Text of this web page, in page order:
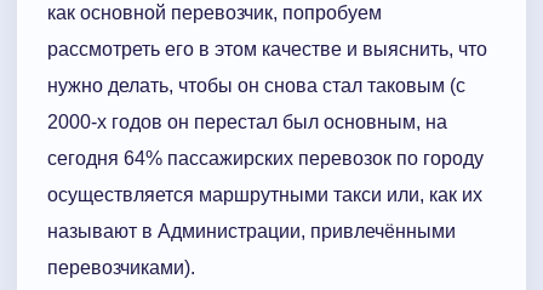
как основной перевозчик, попробуем
рассмотреть его в этом качестве и выяснить, что
нужно делать, чтобы он снова стал таковым (с
2000-х годов он перестал был основным, на
сегодня 64% пассажирских перевозок по городу
осуществляется маршрутными такси или, как их
называют в Администрации, привлечёнными
перевозчиками).